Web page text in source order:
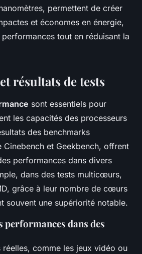
permettent de créer
et économes en énergie,
tout en réduisant la
résultats de tests
sont essentiels pour
les capacités des processeurs
des benchmarks
Cinebench et Geekbench, offrent
performances dans divers
dans des tests multicœurs,
grâce à leur nombre de cœurs
souvent une supériorité notable.
performances dans des
réelles, comme les jeux vidéo ou